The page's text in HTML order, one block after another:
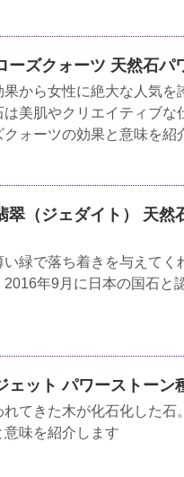
ーズクォーツ 天然石パ
から女性に絶大な人気
美肌やクリエイティブな
ォーツの効果と意味を紹
翠（ジェダイト） 天然
緑で落ち着きを与えてく
2016年9月に日本の国石と
ェット パワーストーン
てきた木が化石化した
意味を紹介します